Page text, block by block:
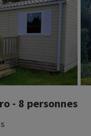
- 8 personnes